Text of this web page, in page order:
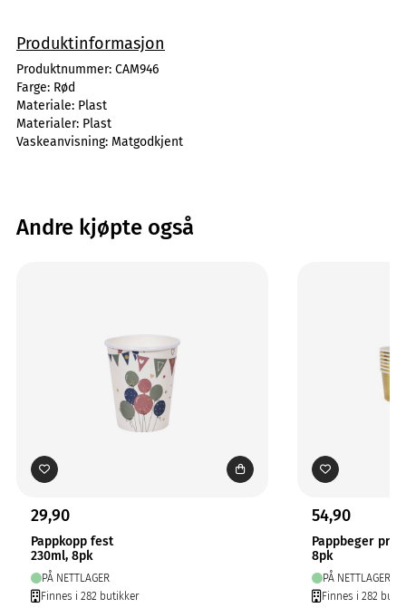
Produktinformasjon
Produktnummer: CAM946
Farge: Rød
Materiale: Plast
Materialer: Plast
Vaskeanvisning: Matgodkjent
Andre kjøpte også
29,90
Pappkopp fest
230ml, 8pk
PÅ NETTLAGER
Finnes i 282 butikker
54,90
Pappbeger
8pk
PÅ NETTLAGER
Finnes i 282